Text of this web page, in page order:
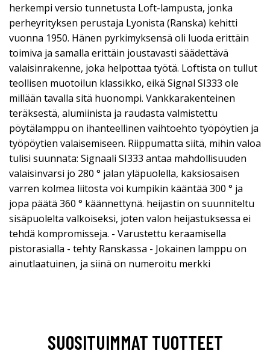
herkempi versio tunnetusta Loft-lampusta, jonka
perheyrityksen perustaja Lyonista (Ranska) kehitti
vuonna 1950. Hänen pyrkimyksensä oli luoda erittäin
toimiva ja samalla erittäin joustavasti säädettävä
valaisinrakenne, joka helpottaa työtä. Loftista on tullut
teollisen muotoilun klassikko, eikä Signal SI333 ole
millään tavalla sitä huonompi. Vankkarakenteinen
teräksestä, alumiinista ja raudasta valmistettu
pöytälamppu on ihanteellinen vaihtoehto työpöytien ja
työpöytien valaisemiseen. Riippumatta siitä, mihin valoa
tulisi suunnata: Signaali SI333 antaa mahdollisuuden
valaisinvarsi jo 280 ° jalan yläpuolella, kaksiosaisen
varren kolmea liitosta voi kumpikin kääntää 300 ° ja
jopa päätä 360 ° käännettynä. heijastin on suunniteltu
sisäpuolelta valkoiseksi, joten valon heijastuksessa ei
tehdä kompromisseja. - Varustettu keraamisella
pistorasialla - tehty Ranskassa - Jokainen lamppu on
ainutlaatuinen, ja siinä on numeroitu merkki
SUOSITUIMMAT TUOTTEET